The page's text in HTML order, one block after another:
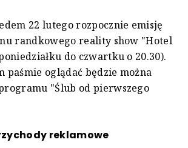
22 lutego rozpocznie emisję
randkowego reality show "Hotel
do czwartku o 20.30).
paśmie oglądać będzie można
"Ślub od pierwszego
reklamowe